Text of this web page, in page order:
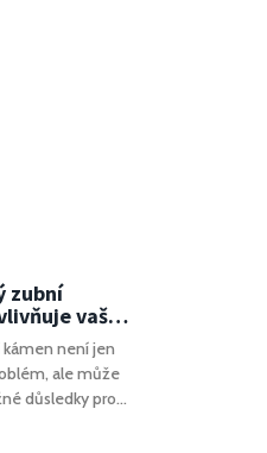
zubní
vaše
rizika a
není jen
ale může
důsledky pro